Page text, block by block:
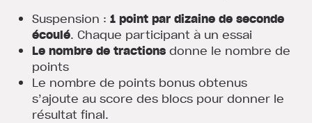
Suspension : 1 point par dizaine de seconde
écoulé. Chaque participant à un essai
Le nombre de tractions donne le nombre de
points
Le nombre de points bonus obtenus
s’ajoute au score des blocs pour donner le
résultat final.